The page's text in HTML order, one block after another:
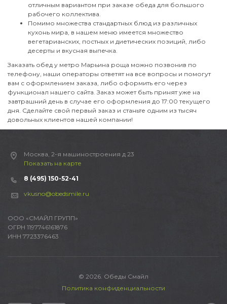
отличным вариантом при заказе обеда для большого
рабочего коллектива.
Помимо множества стандартных блюд из различных
кухонь мира, в нашем меню имеется множество
вегетарианских, постных и диетических позиций, либо
десерты и вкусная выпечка.
Заказать обед у метро Марьина роща можно позвонив по
телефону, наши операторы ответят на все вопросы и помогут
вам с оформлением заказа, либо оформить его через
функционал нашего сайта. Заказ может быть принят уже на
завтрашний день в случае его оформления до 17:00 текущего
дня. Сделайте свой первый заказ и станьте одним из тысяч
довольных клиентов нашей компании!
Москва, 2-я машиностроения д 23
Показать на карте
8 (495) 150-52-41
vkusno@obedsmile.ru
ООО «СМАЙЛ ГРУПП»
ОГРН 1197746161876
ИНН 7723376463
© 2026. Обеды Смайл
Политика конфиденциальности